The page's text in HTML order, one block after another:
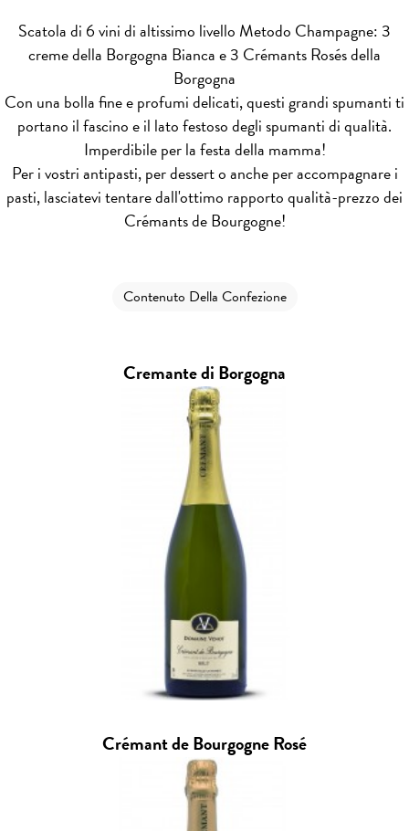
Scatola di 6 vini di altissimo livello Metodo Champagne: 3
creme della Borgogna Bianca e 3 Crémants Rosés della
Borgogna
Con una bolla fine e profumi delicati, questi grandi spumanti ti
portano il fascino e il lato festoso degli spumanti di qualità.
Imperdibile per la festa della mamma!
Per i vostri antipasti, per dessert o anche per accompagnare i
pasti, lasciatevi tentare dall'ottimo rapporto qualità-prezzo dei
Crémants de Bourgogne!
Contenuto Della Confezione
Cremante di Borgogna
Crémant de Bourgogne Rosé